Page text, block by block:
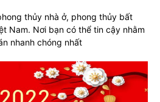
thủy nhà ở, phong thủy bất
Nam. Nơi bạn có thể tin cậy nhằm
nhanh chóng nhất